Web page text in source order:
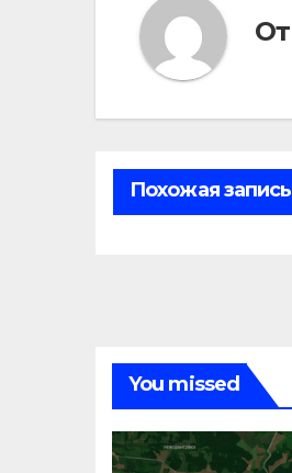
От
Похожая запись
You missed